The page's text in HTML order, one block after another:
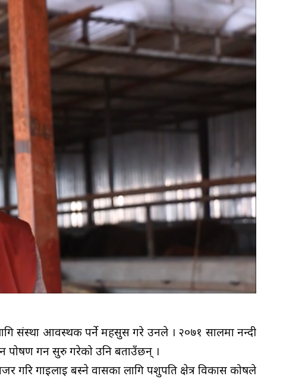
संस्था आवस्थक पर्ने महसुस गरे उनले । २०७१ सालमा नन्दी
पोषण गर्न सुरु गरेको उनि बताउँछन् ।
गरि गाईलाई बस्ने वासका लागि पशुपति क्षेत्र विकास कोषले